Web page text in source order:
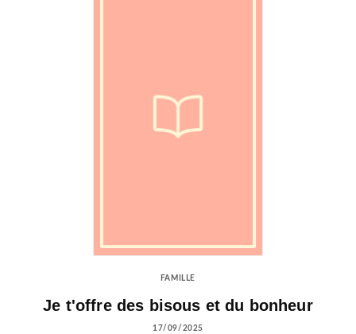
FAMILLE
Je t'offre des bisous et du bonheur
17/09/2025